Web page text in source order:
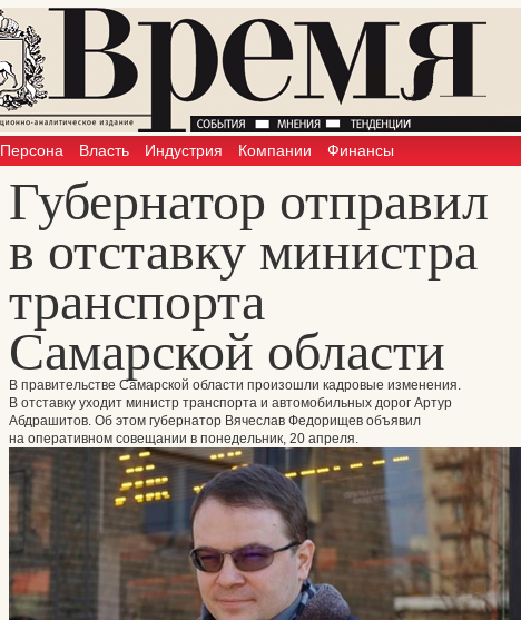
Персона Власть Индустрия Компании Финансы
Губернатор отправил
в отставку министра
транспорта
Самарской области
В правительстве Самарской области произошли кадровые изменения.
В отставку уходит министр транспорта и автомобильных дорог Артур
Абдрашитов. Об этом губернатор Вячеслав Федорищев объявил
на оперативном совещании в понедельник, 20 апреля.